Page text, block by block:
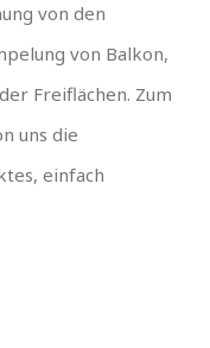
von den
von Balkon,
Freiflächen. Zum
uns die
einfach